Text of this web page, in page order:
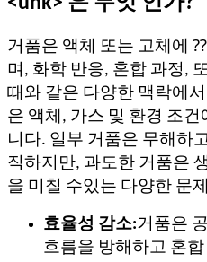
거품은 액체 또는 고체에
며, 화학 반응, 혼합 과정,
때와 같은 다양한 맥락에
은 액체, 가스 및 환경 조
니다. 일부 거품은 무해하
직하지만, 과도한 거품은
을 미칠 수있는 다양한 문
효율성 감소:거품은
흐름을 방해하고 혼